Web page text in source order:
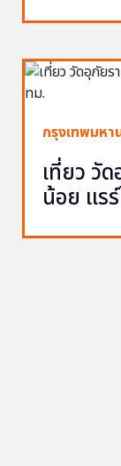
กรุงเทพมหา
เที่ยว วั
น้อย แร